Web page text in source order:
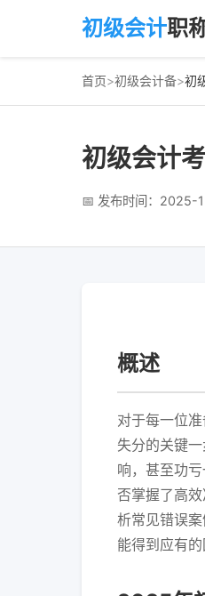
初级会计职
首页>初级会计备>初
初级会计
📅 发布时间：2025-
概述
对于每一位
失分的关键
响，甚至功
否掌握了高
析常见错误
能得到应有的